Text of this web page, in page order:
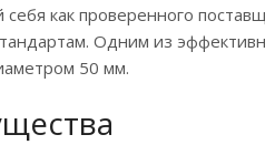
как проверенного
Одним из
50 мм.